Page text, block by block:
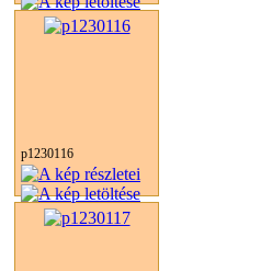
p1230116